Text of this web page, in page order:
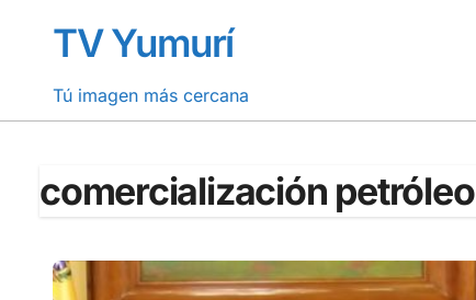
contenidoTV Yumurí
Tú imagen más cercana
comercialización petróleo